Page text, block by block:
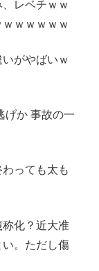
レベチｗｗ
ｗｗｗｗｗ
がやばいｗ
げか 事故の一
わっても太も
称化？近大准
。ただし傷